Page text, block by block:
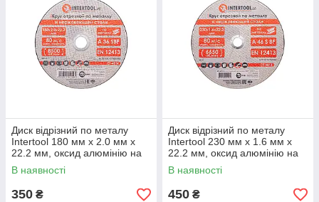
Диск відрізний по металу
Intertool 180 мм х 2.0 мм х
22.2 мм, оксид алюмінію на
бакелітовій зв’язці
В наявності
350 ₴
Диск відрізний по металу
Intertool 230 мм х 1.6 мм х
22.2 мм, оксид алюмінію на
бакелітовій зв'язці
В наявності
450 ₴